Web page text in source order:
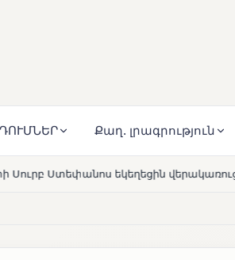
Քաղ. լրագրություն
վերակառուցվել է Կարապետյան